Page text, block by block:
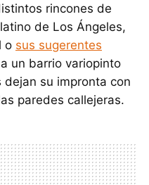
rincones de
de Los Ángeles,
o sus sugerentes
un barrio variopinto
su impronta con
paredes callejeras.